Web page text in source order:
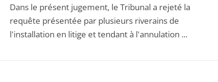
Dans le présent jugement, le Tribunal a rejeté la
requête présentée par plusieurs riverains de
l'installation en litige et tendant à l'annulation ...